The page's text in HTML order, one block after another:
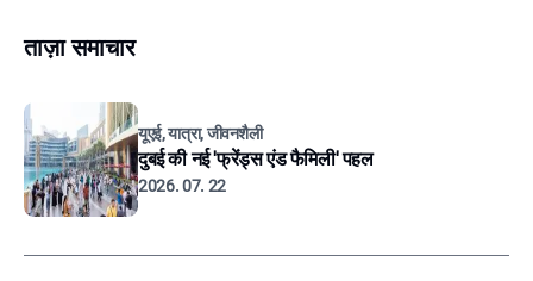
ताज़ा समाचार
यूएई, यात्रा, जीवनशैली
दुबई की नई 'फ्रेंड्स एंड फैमिली' पहल
2026. 07. 22